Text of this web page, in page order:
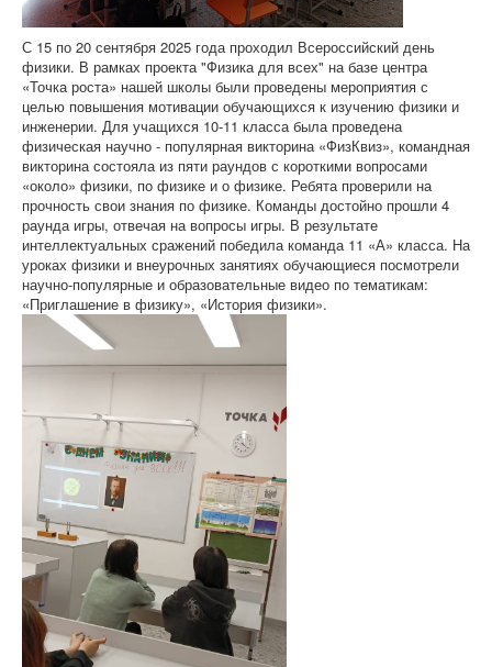
С 15 по 20 сентября 2025 года проходил Всероссийский день
физики. В рамках проекта "Физика для всех" на базе центра
«Точка роста» нашей школы были проведены мероприятия с
целью повышения мотивации обучающихся к изучению физики и
инженерии. Для учащихся 10-11 класса была проведена
физическая научно - популярная викторина «ФизКвиз», командная
викторина состояла из пяти раундов с короткими вопросами
«около» физики, по физике и о физике. Ребята проверили на
прочность свои знания по физике. Команды достойно прошли 4
раунда игры, отвечая на вопросы игры. В результате
интеллектуальных сражений победила команда 11 «А» класса. На
уроках физики и внеурочных занятиях обучающиеся посмотрели
научно-популярные и образовательные видео по тематикам:
«Приглашение в физику», «История физики».